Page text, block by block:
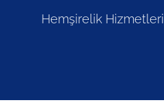
Hemşirelik Hizmetleri